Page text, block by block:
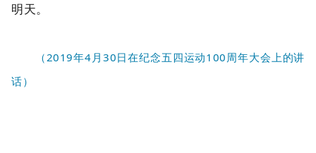
明天。
（2019年4月30日在纪念五四运动100周年大会上的讲
话）